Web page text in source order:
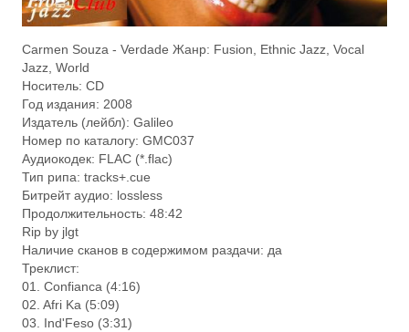
Carmen Souza - Verdade Жанр: Fusion, Ethnic Jazz, Vocal
Jazz, World
Носитель: CD
Год издания: 2008
Издатель (лейбл): Galileo
Номер по каталогу: GMC037
Аудиокодек: FLAC (*.flac)
Тип рипа: tracks+.cue
Битрейт аудио: lossless
Продолжительность: 48:42
Rip by jlgt
Наличие сканов в содержимом раздачи: да
Треклист:
01. Confianca (4:16)
02. Afri Ka (5:09)
03. Ind'Feso (3:31)